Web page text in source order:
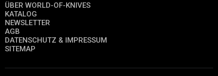
ÜBER WORLD-OF-KNIVES
KATALOG
NEWSLETTER
AGB
DATENSCHUTZ & IMPRESSUM
SITEMAP